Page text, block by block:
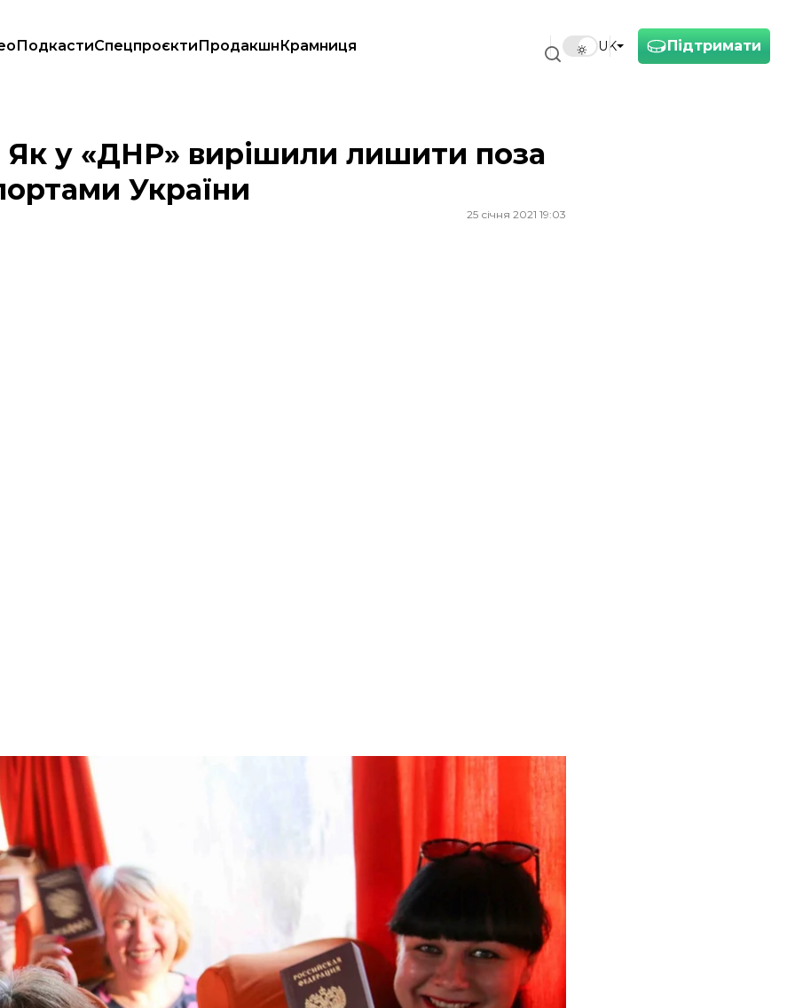
Підтримати
UK
ПодкастиСпецпроєктиПродакшнКрамниця
у «ДНР» вирішили лишити поза
України
25 січня 2021 19:03
в Росію, на автобусній зупинці в Донецьку на сході України 27 червня 2020 року
AP/Alexei Alexandrov
«ДНР» готують юридичний переворот із далекосяжними
прав донецьких громадян України, які не отримають або не
можуть торкнутися від півтора до двох мільйонів людей і
Зеленському.
«ДНР» приготуватися
«ватажка ДНР» Дениса Пушиліна, цього січня в Донецьку тривають
відрив від регіону переселенців і тих, хто ще тримається за
«народною радою» обговорюють законопроєкт про
Законопроєкт написаний на основі закону про громадянство